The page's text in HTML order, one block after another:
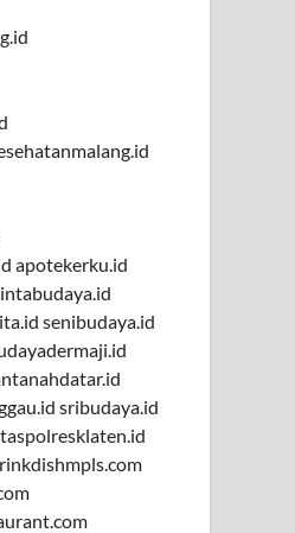
apotekerku.id
senibudaya.id
sribudaya.id